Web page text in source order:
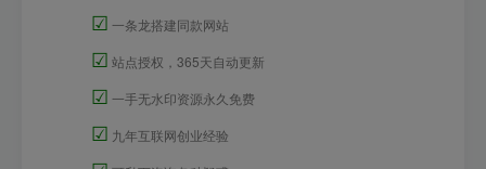
☑ 一条龙搭建同款网站
☑ 站点授权，365天自动更新
☑ 一手无水印资源永久免费
☑ 九年互联网创业经验